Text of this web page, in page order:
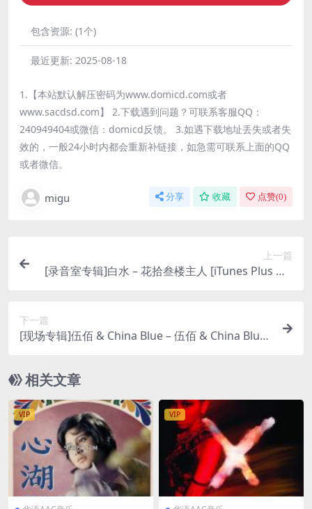
包含资源: (1个)
最近更新: 2025-08-18
1.【本站默认解压密码为www.domicd.com或者
www.sacdsd.com】 2.下载遇到问题？可联系客服QQ：
240949404或微信：domicd反馈。 3.如遇下载地址丢失或者失
效的，一般24小时内都会重新补链接，如急需可联系上面的QQ
或者微信。
migu 分享 收藏 点赞(0)
上一篇
[录音室专辑]白水 – 花拾叁楼主人 [iTunes Plus M4
下一篇
[现场专辑]伍佰 & China Blue – 伍佰 & China Blue
相关文章
VIP VIP